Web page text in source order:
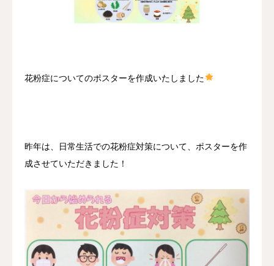
花粉症についてのポスターを作成いたしました
昨年は、日常生活での花粉症対策について、ポスターを作
成させていただきました！